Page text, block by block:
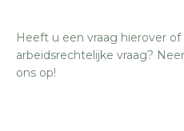
Heeft u een vraag hierover of
arbeidsrechtelijke vraag?
ons op!